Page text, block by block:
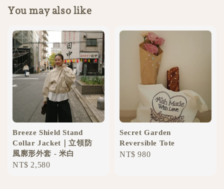
You may also like
Breeze Shield Stand
Collar Jacket｜立領防
風廓形外套 - 米白
Regular
NT$ 2,580
Secret Garden
Reversible Tote
Regular
NT$ 980